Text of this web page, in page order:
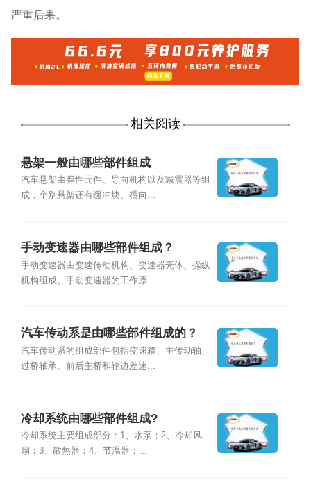
严重后果。
相关阅读
悬架一般由哪些部件组成
汽车悬架由弹性元件、导向机构以及减震器等组
成，个别悬架还有缓冲块、横向...
手动变速器由哪些部件组成？
手动变速器由变速传动机构、变速器壳体、操纵
机构组成。手动变速器的工作原...
汽车传动系是由哪些部件组成的？
汽车传动系的组成部件包括变速箱、主传动轴、
过桥轴承、前后主桥和轮边差速...
冷却系统由哪些部件组成?
冷却系统主要组成部分：1、水泵；2、冷却风
扇；3、散热器；4、节温器；...